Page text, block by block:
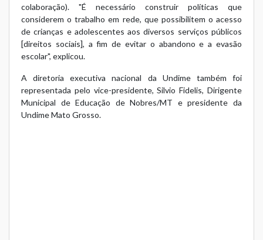
colaboração). "É necessário construir políticas que
considerem o trabalho em rede, que possibilitem o acesso
de crianças e adolescentes aos diversos serviços públicos
[direitos sociais], a fim de evitar o abandono e a evasão
escolar", explicou.
A diretoria executiva nacional da Undime também foi
representada pelo vice-presidente, Silvio Fidelis, Dirigente
Municipal de Educação de Nobres/MT e presidente da
Undime Mato Grosso.